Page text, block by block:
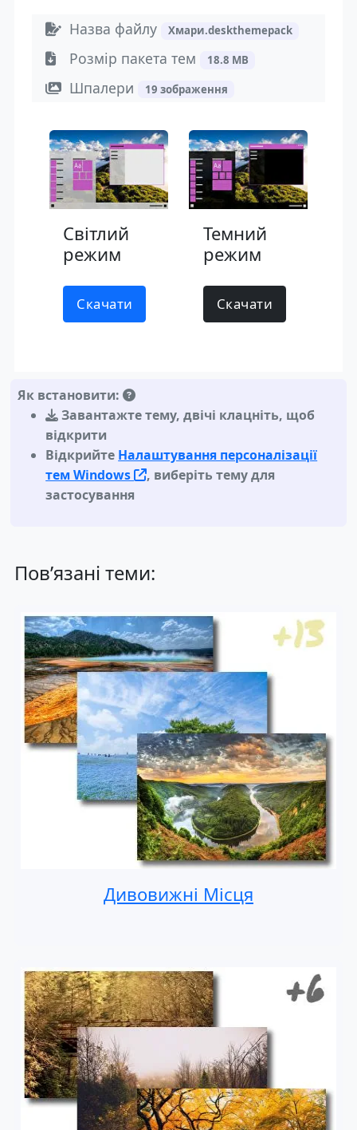
Назва файлу Хмари.deskthemepack
Розмір пакета тем 18.8 MB
Шпалери 19 зображення
Світлий
режим
Скачати
Темний
режим
Скачати
Як встановити:
Завантажте тему,двічі клацніть, щоб
відкрити
Відкрийте Налаштування персоналізації
тем Windows
, виберіть тему для
застосування
Пов’язані теми:
Дивовижні Місця